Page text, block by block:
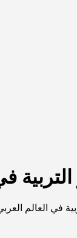
في العالم